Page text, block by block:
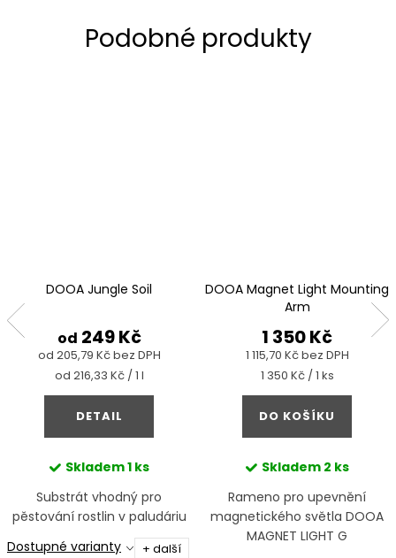
DOOA Jungle Soil
od 205,79 Kč bez DPH
od 249 Kč
Měrná
cena:
od 216,33 Kč / 1 l
DETAIL
Skladem1 ks
Substrát vhodný pro
pěstování rostlin v paludáriu
Dostupné varianty
+ další
DOOA Magnet Light Mounting
Arm
1 115,70 Kč bez DPH
1 350 Kč
Měrná
cena:
1 350 Kč / 1 ks
DO KOŠÍKU
Skladem 2 ks
Rameno pro upevnění
magnetického světla DOOA
MAGNET LIGHT G